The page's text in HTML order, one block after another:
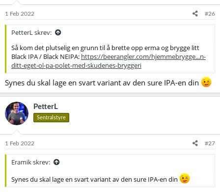
e
1 Feb 2022 #26
PetterL skrev:
Så kom det plutselig en grunn til å brette opp erma og brygge litt
Black IPA / Black NEIPA: https://beerangler.com/hjemmebrygge...n-
ditt-eget-ol-pa-polet-med-skudenes-bryggeri
Synes du skal lage en svart variant av den sure IPA-en din
PetterL
Sentralstyre
1 Feb 2022 #27
Eramik skrev:
Synes du skal lage en svart variant av den sure IPA-en din